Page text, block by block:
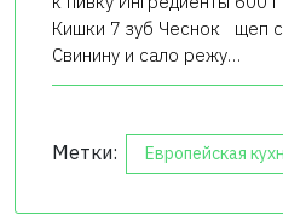
Кишки 7 зуб Чеснок щеп
Свинину и сало режу…
Метки: Европейская